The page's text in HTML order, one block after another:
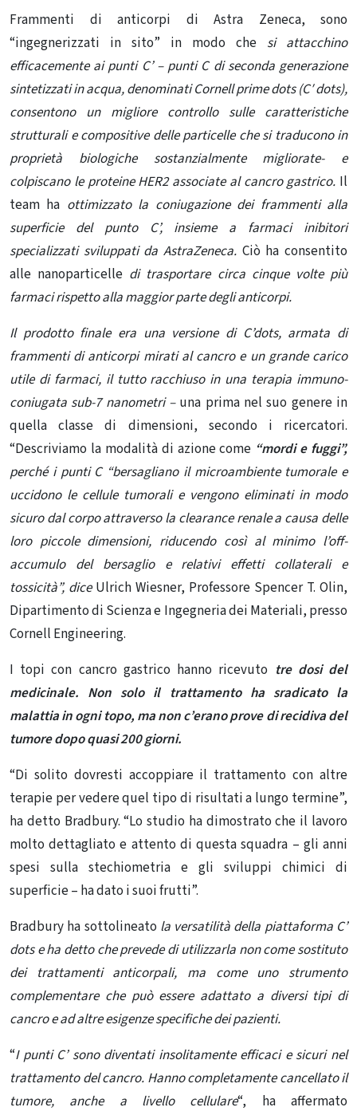
Frammenti di anticorpi di Astra Zeneca, sono
“ingegnerizzati in sito” in modo che si attacchino
efficacemente ai punti C’ – punti C di seconda generazione
sintetizzati in acqua, denominati Cornell prime dots (C′ dots),
consentono un migliore controllo sulle caratteristiche
strutturali e compositive delle particelle che si traducono in
proprietà biologiche sostanzialmente migliorate- e
colpiscano le proteine ​​HER2 associate al cancro gastrico. Il
team ha ottimizzato la coniugazione dei frammenti alla
superficie del punto C’, insieme a farmaci inibitori
specializzati sviluppati da AstraZeneca. Ciò ha consentito
alle nanoparticelle di trasportare circa cinque volte più
farmaci rispetto alla maggior parte degli anticorpi.
Il prodotto finale era una versione di C’dots, armata di
frammenti di anticorpi mirati al cancro e un grande carico
utile di farmaci, il tutto racchiuso in una terapia immuno-
coniugata sub-7 nanometri –una prima nel suo genere in
quella classe di dimensioni, secondo i ricercatori.
“Descriviamo la modalità di azione come “mordi e fuggi”,
perché i punti C “bersagliano il microambiente tumorale e
uccidono le cellule tumorali e vengono eliminati in modo
sicuro dal corpo attraverso la clearance renale a causa delle
loro piccole dimensioni, riducendo così al minimo l’off-
accumulo del bersaglio e relativi effetti collaterali e
tossicità”, dice Ulrich Wiesner, Professore Spencer T. Olin,
Dipartimento di Scienza e Ingegneria dei Materiali, presso
Cornell Engineering.
I topi con cancro gastrico hanno ricevuto tre dosi del
medicinale. Non solo il trattamento ha sradicato la
malattia in ogni topo, ma non c’erano prove di recidiva del
tumore dopo quasi 200 giorni.
“Di solito dovresti accoppiare il trattamento con altre
terapie per vedere quel tipo di risultati a lungo termine”,
ha detto Bradbury. “Lo studio ha dimostrato che il lavoro
molto dettagliato e attento di questa squadra – gli anni
spesi sulla stechiometria e gli sviluppi chimici di
superficie – ha dato i suoi frutti”.
Bradbury ha sottolineato la versatilità della piattaforma C’
dots e ha detto che prevede di utilizzarla non come sostituto
dei trattamenti anticorpali, ma come uno strumento
complementare che può essere adattato a diversi tipi di
cancro e ad altre esigenze specifiche dei pazienti.
“I punti C’ sono diventati insolitamente efficaci e sicuri nel
trattamento del cancro. Hanno completamente cancellato il
tumore, anche a livello cellulare“, ha affermato